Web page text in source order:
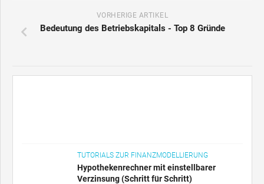
VORHERIGE ARTIKEL
Bedeutung des Betriebskapitals - Top 8 Gründe
TUTORIALS ZUR FINANZMODELLIERUNG
Hypothekenrechner mit einstellbarer
Verzinsung (Schritt für Schritt)